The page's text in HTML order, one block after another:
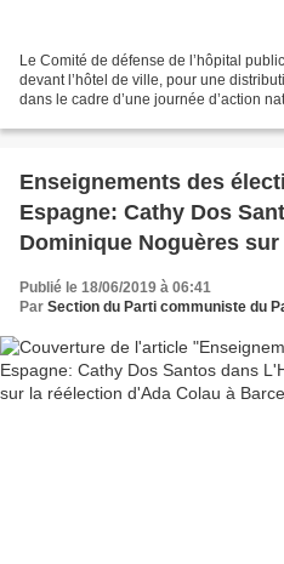
Le Comité de défense de l’hôpital
devant l’hôtel de ville, pour une
dans le cadre d’une journée d’action
Enseignements des
Espagne: Cathy Dos
Dominique Noguères
Colau à Barcelone
Publié le 18/06/2019 à 06:41
Par Section du Parti communiste du